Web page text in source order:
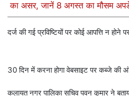
का असर, जानें 8 अगस्त का मौसम
दर्ज की गई प्रविष्टियों पर कोई आपत्ति न होने
30 दिन में करना होगा वेबसाइट पर कब्जे की
कलायत नगर पालिका सचिव पवन कुमार ने